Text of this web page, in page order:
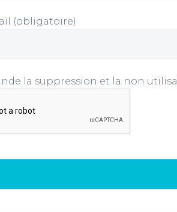
(obligatoire)
la suppression et la non